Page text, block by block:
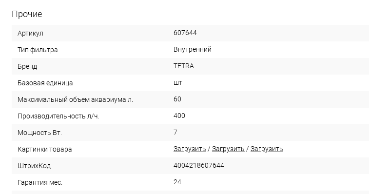
Прочие
Артикул 607644
Тип фильтра Внутренний
Бренд TETRA
Базовая единица шт
Максимальный объем аквариума л. 60
Производительность л/ч. 400
Мощность Вт. 7
Картинки товара Загрузить / Загрузить / Загрузить
ШтрихКод 4004218607644
Гарантия мес. 24